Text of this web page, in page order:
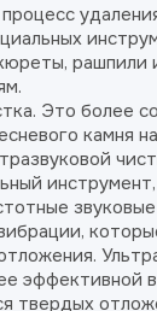
рашпили
Это более
камня
эффективной
твердых